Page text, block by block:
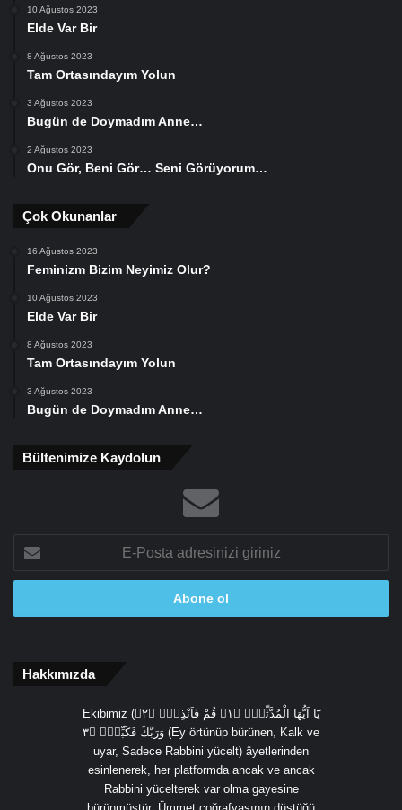
10 Ağustos 2023
Elde Var Bir
8 Ağustos 2023
Tam Ortasındayım Yolun
3 Ağustos 2023
Bugün de Doymadım Anne…
2 Ağustos 2023
Onu Gör, Beni Gör… Seni Görüyorum…
Çok Okunanlar
16 Ağustos 2023
Feminizm Bizim Neyimiz Olur?
10 Ağustos 2023
Elde Var Bir
8 Ağustos 2023
Tam Ortasındayım Yolun
3 Ağustos 2023
Bugün de Doymadım Anne…
Bültenimize Kaydolun
Posta
adresinizi
Hakkımızda
Ekibimiz (يَٓا اَيُّهَا الْمُدَّثِّرُۙ ﴿١﴾ قُمْ فَاَنْذِرْۙ ﴿٢﴾
وَرَبَّكَ فَكَبِّرْۙ ﴿٣ (Ey örtünüp bürünen, Kalk ve
uyar, Sadece Rabbini yücelt) âyetlerinden
esinlenerek, her platformda ancak ve ancak
Rabbini yücelterek var olma gayesine